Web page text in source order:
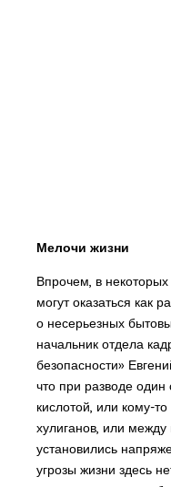
Мелочи жизни
Впрочем, в
могут оказаться как
о несерьезных
начальник отдела
безопасности»
что при разводе один
кислотой, или кому-
хулиганов, или
установились
угрозы жизни здесь